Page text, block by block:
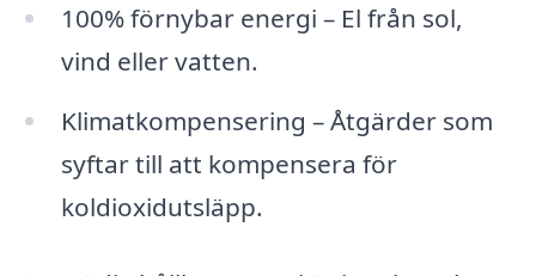
100% förnybar energi – El från sol,
vind eller vatten.
Klimatkompensering – Åtgärder som
syftar till att kompensera för
koldioxidutsläpp.